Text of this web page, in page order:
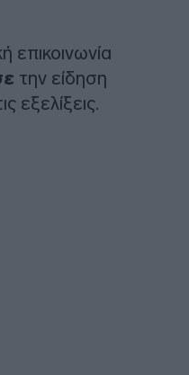
την είδηση
εξελίξεις.